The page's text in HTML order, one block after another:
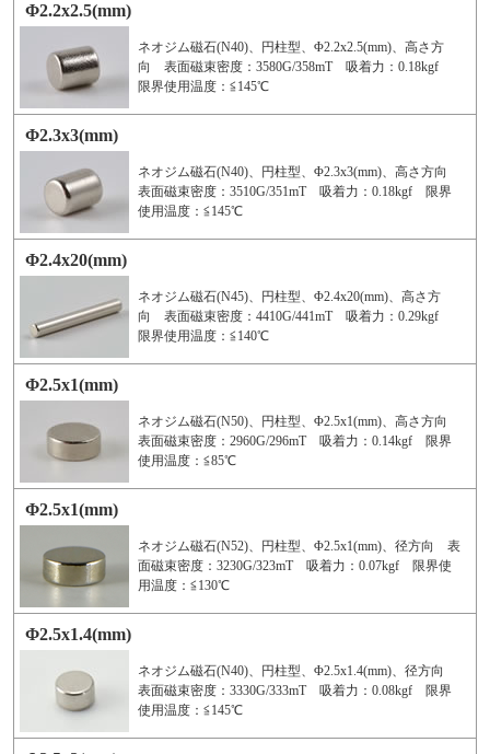
Φ2.2x2.5(mm)
ネオジム磁石(N40)、円柱型、Φ2.2x2.5(mm)、高さ方
向 表面磁束密度：3580G/358mT 吸着力：0.18kgf
限界使用温度：≦145℃
Φ2.3x3(mm)
ネオジム磁石(N40)、円柱型、Φ2.3x3(mm)、高さ方向
表面磁束密度：3510G/351mT 吸着力：0.18kgf 限界
使用温度：≦145℃
Φ2.4x20(mm)
ネオジム磁石(N45)、円柱型、Φ2.4x20(mm)、高さ方
向 表面磁束密度：4410G/441mT 吸着力：0.29kgf
限界使用温度：≦140℃
Φ2.5x1(mm)
ネオジム磁石(N50)、円柱型、Φ2.5x1(mm)、高さ方向
表面磁束密度：2960G/296mT 吸着力：0.14kgf 限界
使用温度：≦85℃
Φ2.5x1(mm)
ネオジム磁石(N52)、円柱型、Φ2.5x1(mm)、径方向 表
面磁束密度：3230G/323mT 吸着力：0.07kgf 限界使
用温度：≦130℃
Φ2.5x1.4(mm)
ネオジム磁石(N40)、円柱型、Φ2.5x1.4(mm)、径方向
表面磁束密度：3330G/333mT 吸着力：0.08kgf 限界
使用温度：≦145℃